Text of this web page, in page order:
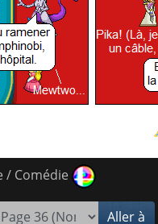
/ Comédie
Aller à